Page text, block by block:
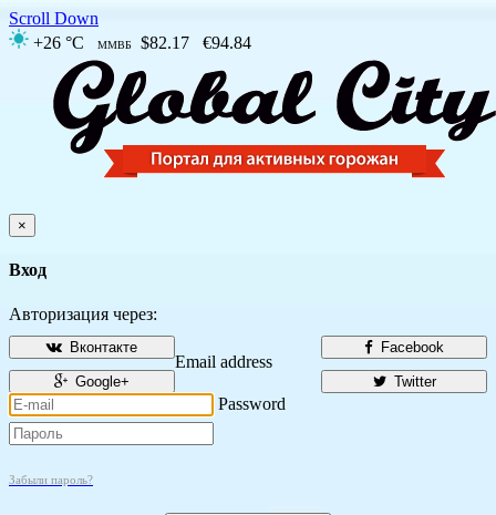
Scroll Down
+26 °C
ММВБ $82.17 €94.84
×
Вход
Авторизация через:
Facebook
Вконтакте
Twitter
Google+
Email address
Password
Забыли пароль?